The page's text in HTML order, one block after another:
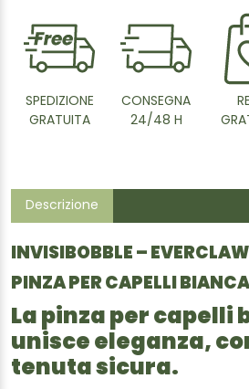
SPEDIZIONE
GRATUITA
CONSEGNA
24/48 H
Descrizione
INVISIBOBBLE –
PINZA PER CAPELLI BIANCA
La pinza per capelli
unisce eleganza,
tenuta sicura.